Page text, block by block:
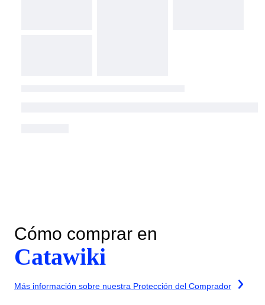
Cómo comprar en
Catawiki
Más información sobre nuestra Protección del Comprador